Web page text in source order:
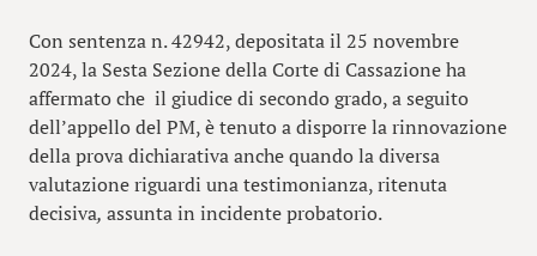
Con sentenza n. 42942, depositata il 25 novembre
2024, la Sesta Sezione della Corte di Cassazione ha
affermato che il giudice di secondo grado, a seguito
dell’appello del PM, è tenuto a disporre la rinnovazione
della prova dichiarativa anche quando la diversa
valutazione riguardi una testimonianza, ritenuta
decisiva, assunta in incidente probatorio.